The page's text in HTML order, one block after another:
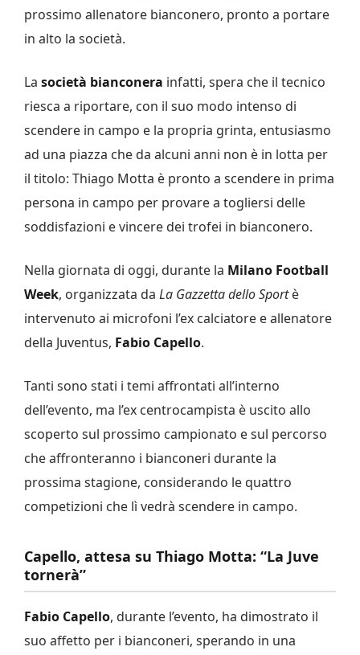
prossimo allenatore bianconero, pronto a portare
in alto la società.
La società bianconera infatti, spera che il tecnico
riesca a riportare, con il suo modo intenso di
scendere in campo e la propria grinta, entusiasmo
ad una piazza che da alcuni anni non è in lotta per
il titolo: Thiago Motta è pronto a scendere in prima
persona in campo per provare a togliersi delle
soddisfazioni e vincere dei trofei in bianconero.
Nella giornata di oggi, durante la Milano Football
Week, organizzata da La Gazzetta dello Sportè
intervenuto ai microfoni l’ex calciatore e allenatore
della Juventus, Fabio Capello.
Tanti sono stati i temi affrontati all’interno
dell’evento, ma l’ex centrocampista è uscito allo
scoperto sul prossimo campionato e sul percorso
che affronteranno i bianconeri durante la
prossima stagione, considerando le quattro
competizioni che lì vedrà scendere in campo.
Capello, attesa su Thiago Motta: “La Juve
tornerà”
Fabio Capello, durante l’evento, ha dimostrato il
suo affetto per i bianconeri, sperando in una